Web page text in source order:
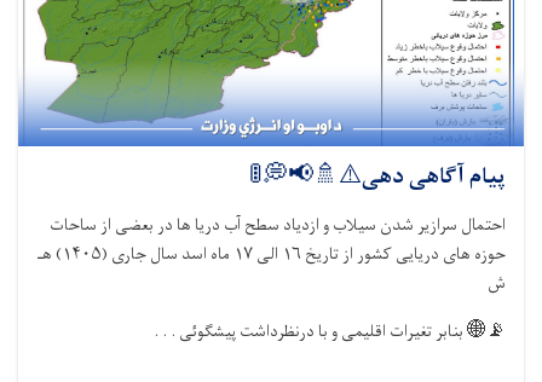
آگاهی دهی⚠️🚿📢💭🚦
سرازیر شدن سیلاب و ازدیاد سطح آب دریا ها در بعضی از ساحات
های دریایی کشور از تاریخ۱۶الی۱۷ماه اسد سال جاری (۱۴۰۵) هـ
بنابر تغیرات اقلیمی و با درنظرداشت پیشگوئی . . .